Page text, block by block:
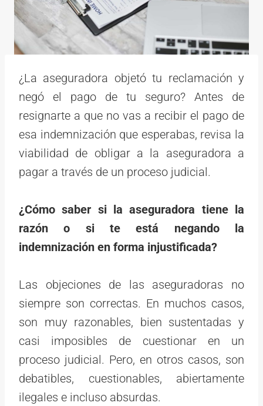
¿La aseguradora objetó tu reclamación y
negó el pago de tu seguro? Antes de
resignarte a que no vas a recibir el pago de
esa indemnización que esperabas, revisa la
viabilidad de obligar a la aseguradora a
pagar a través de un proceso judicial.
¿Cómo saber si la aseguradora tiene la
razón o si te está negando la
indemnización en forma injustificada?
Las objeciones de las aseguradoras no
siempre son correctas. En muchos casos,
son muy razonables, bien sustentadas y
casi imposibles de cuestionar en un
proceso judicial. Pero, en otros casos, son
debatibles, cuestionables, abiertamente
ilegales e incluso absurdas.